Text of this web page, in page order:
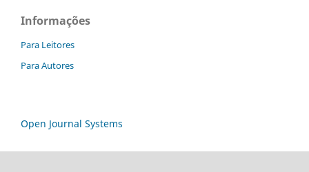
Informações
Para Leitores
Para Autores
Open Journal Systems